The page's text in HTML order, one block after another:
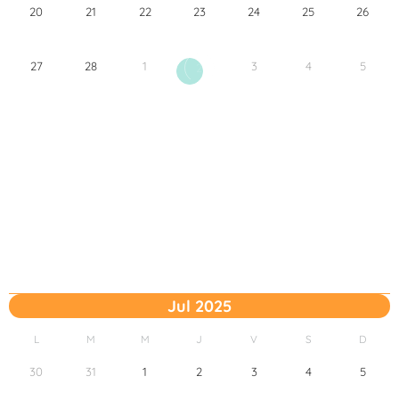
20 21 22 23 24 25 26
27 28 1 2 3 4 5
Jul 2025
L M M J V S D
30 31 1 2 3 4 5